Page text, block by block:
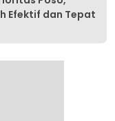
Efektif dan Tepat